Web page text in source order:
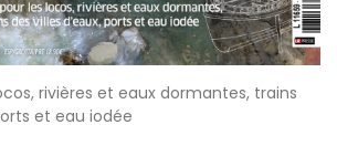
rivières et eaux dormantes, trains
et eau iodée